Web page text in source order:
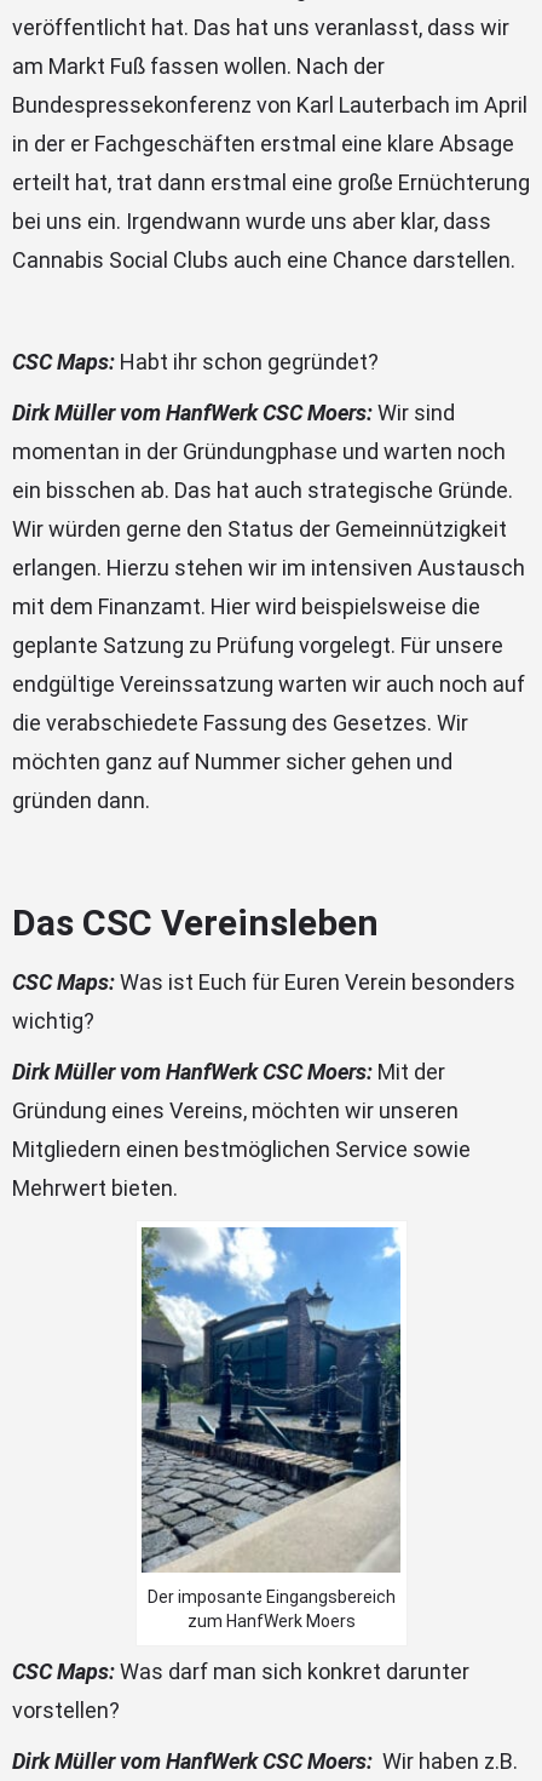
veröffentlicht hat. Das hat uns veranlasst, dass wir
am Markt Fuß fassen wollen. Nach der
Bundespressekonferenz von Karl Lauterbach im April
in der er Fachgeschäften erstmal eine klare Absage
erteilt hat, trat dann erstmal eine große Ernüchterung
bei uns ein. Irgendwann wurde uns aber klar, dass
Cannabis Social Clubs auch eine Chance darstellen.
CSC Maps: Habt ihr schon gegründet?
Dirk Müller vom HanfWerk CSC Moers:Wir sind
momentan in der Gründungphase und warten noch
ein bisschen ab. Das hat auch strategische Gründe.
Wir würden gerne den Status der Gemeinnützigkeit
erlangen. Hierzu stehen wir im intensiven Austausch
mit dem Finanzamt. Hier wird beispielsweise die
geplante Satzung zu Prüfung vorgelegt. Für unsere
endgültige Vereinssatzung warten wir auch noch auf
die verabschiedete Fassung des Gesetzes. Wir
möchten ganz auf Nummer sicher gehen und
gründen dann.
Das CSC Vereinsleben
CSC Maps:Was ist Euch für Euren Verein besonders
wichtig?
Dirk Müller vom HanfWerk CSC Moers: Mit der
Gründung eines Vereins, möchten wir unseren
Mitgliedern einen bestmöglichen Service sowie
Mehrwert bieten.
Der imposante Eingangsbereich
zum HanfWerk Moers
CSC Maps:Was darf man sich konkret darunter
vorstellen?
Dirk Müller vom HanfWerk CSC Moers: Wir haben z.B.